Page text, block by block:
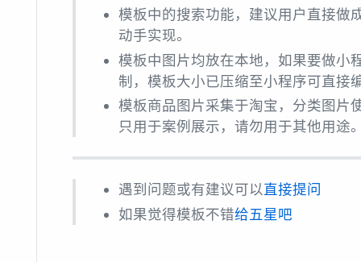
模板中的搜索功能，建议用户直接做
动手实现。
模板中图片均放在本地，如果要做小
制，模板大小已压缩至小程序可直接
模板商品图片采集于淘宝，分类图片
只用于案例展示，请勿用于其他用途
遇到问题或有建议可以直接提问
如果觉得模板不错给五星吧